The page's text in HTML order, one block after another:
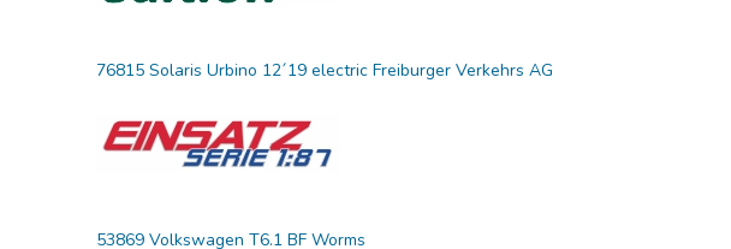
76815 Solaris Urbino 12´19 electric Freiburger Verkehrs AG
53869 Volkswagen T6.1 BF Worms